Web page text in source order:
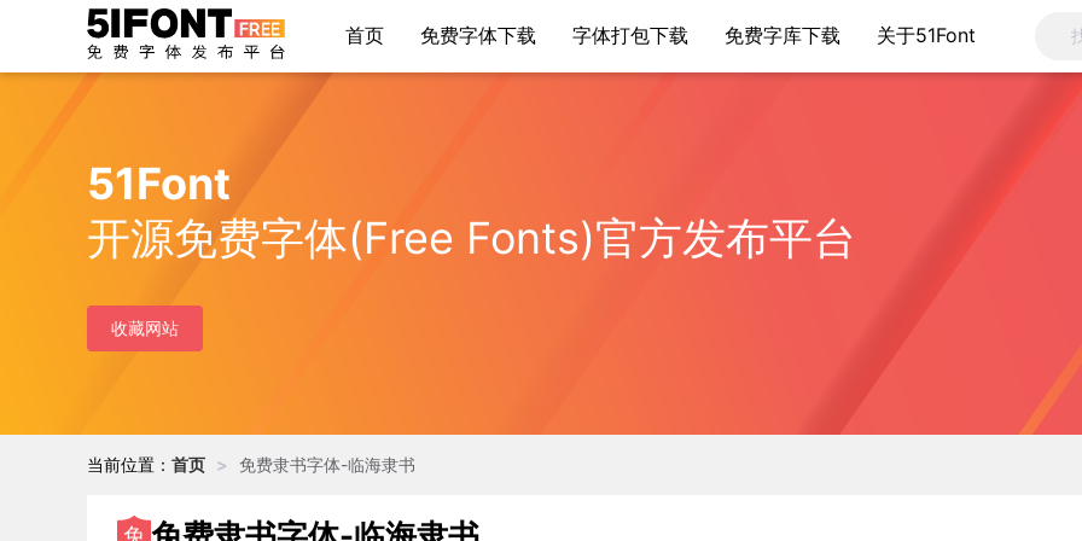
首页 免费字体下载 字体打包下载 免费字库下载 关于51Font
51Font
开源免费字体(Free Fonts)官方发布平台
收藏网站
当前位置： 首页 > 免费隶书字体-临海隶书